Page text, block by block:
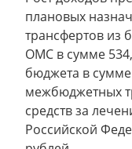
плановых
трансфертов из
ОМС в сумме
бюджета в
межбюджетных
средств за
Российской